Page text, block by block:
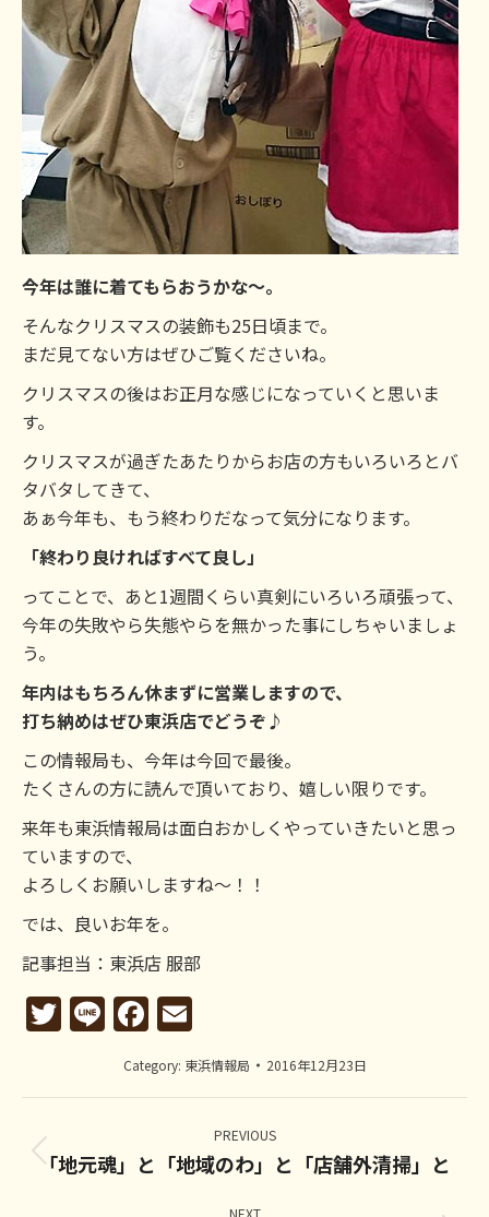
今年は誰に着てもらおうかな～。
そんなクリスマスの装飾も25日頃まで。
まだ見てない方はぜひご覧くださいね。
クリスマスの後はお正月な感じになっていくと思いま
す。
クリスマスが過ぎたあたりからお店の方もいろいろとバ
タバタしてきて、
あぁ今年も、もう終わりだなって気分になります。
「終わり良ければすべて良し」
ってことで、あと1週間くらい真剣にいろいろ頑張って、
今年の失敗やら失態やらを無かった事にしちゃいましょ
う。
年内はもちろん休まずに営業しますので、
打ち納めはぜひ東浜店でどうぞ♪
この情報局も、今年は今回で最後。
たくさんの方に読んで頂いており、嬉しい限りです。
来年も東浜情報局は面白おかしくやっていきたいと思っ
ていますので、
よろしくお願いしますね～！！
では、良いお年を。
記事担当：東浜店 服部
Twitter
LineFacebook
Category: 東浜情報局 2016年12月23日
navigation
PREVIOUS
Previous
「地元魂」と「地域のわ」と「店舗外清掃」と
NEXT